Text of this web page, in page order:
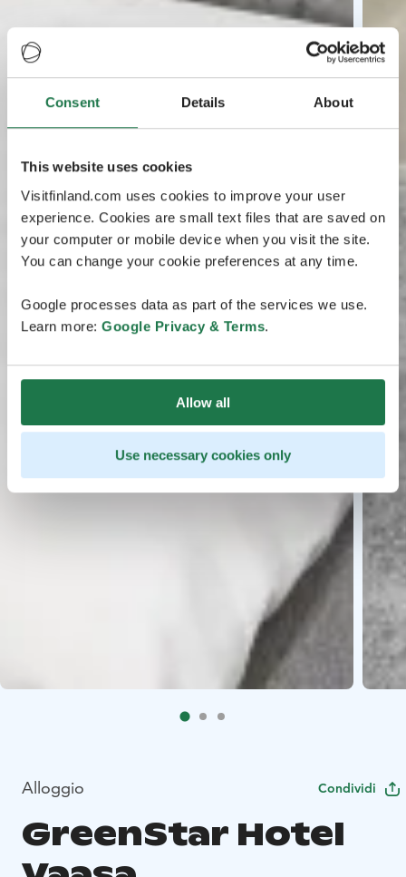
Consent Details About
This website uses cookies
Visitfinland.com uses cookies to improve your user
experience. Cookies are small text files that are saved on
your computer or mobile device when you visit the site.
You can change your cookie preferences at any time.
Google processes data as part of the services we use.
Learn more: Google Privacy & Terms.
Allow all
Use necessary cookies only
Alloggio Condividi
GreenStar Hotel